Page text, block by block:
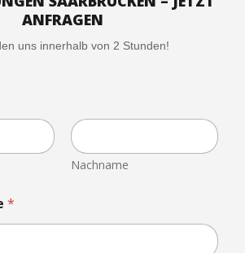
ANFRAGEN
uns innerhalb von 2 Stunden!
Nachname
*